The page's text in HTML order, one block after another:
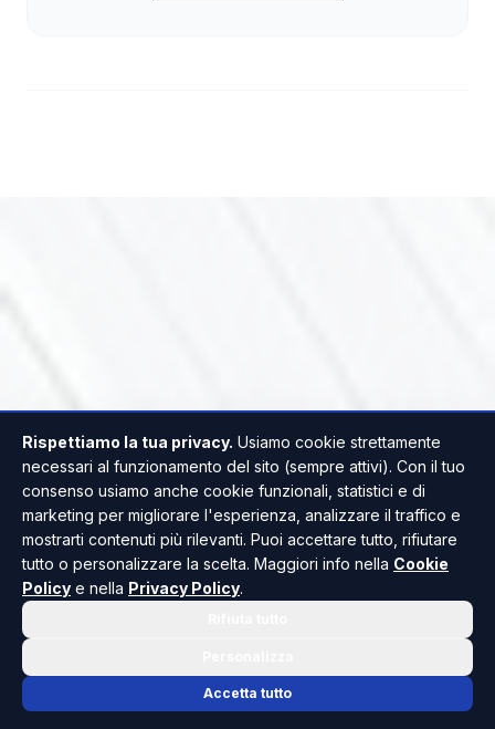
Rispettiamo la tua privacy. Usiamo cookie strettamente
necessari al funzionamento del sito (sempre attivi). Con il tuo
consenso usiamo anche cookie funzionali, statistici e di
marketing per migliorare l'esperienza, analizzare il traffico e
mostrarti contenuti più rilevanti. Puoi accettare tutto, rifiutare
tutto o personalizzare la scelta. Maggiori info nella Cookie
Policy e nella Privacy Policy.
Accetta tutto